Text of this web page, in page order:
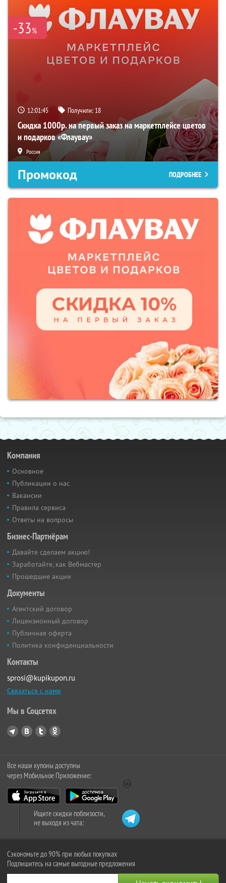
-33%
12:01:44 Получили: 18
Скидка 1000р. на первый заказ на маркетплейсе цветов
и подарков «Флаувау»
Россия
Промокод ПОДРОБНЕЕ
Компания
Основное
Публикации о нас
Вакансии
Правила сервиса
Ответы на вопросы
Бизнес-Партнёрам
Давайте сделаем акцию!
Заработайте, как Вебмастер
Прошедшие акции
Документы
Агентский договор
Лицензионный договор
Публичная оферта
Политика конфиденциальности
Контакты
sprosi@kupikupon.ru
Связаться с нами
Мы в Соцсетях
Все наши купоны доступны
через Мобильное Приложение:
Ищите скидки поблизости,
не выходя из чата:
Сэкономьте до 90% при любых покупках
Подпишитесь на самые выгодные предложения